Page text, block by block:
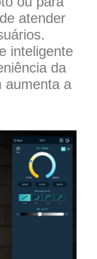
atender
inteligente
da
aumenta a